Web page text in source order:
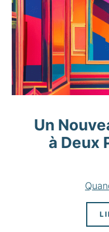
Un
à Deux